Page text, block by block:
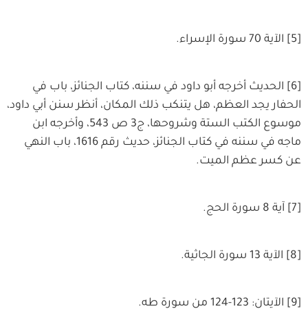
[5] الآية 70 سورة الإسراء.
[6] الحديث أخرجه أبو داود في سننه، كتاب الجنائز، باب في
الحفار يجد العظم، هل يتنكب ذلك المكان، أنظر سنن أبي داود،
موسوع الكتب الستة وشروحها، ج3 ص 543، وأخرجه ابن
ماجه في سننه في كتاب الجنائز، حديث رقم 1616، باب النهي
عن كسر عظم الميت.
[7] آية 8 سورة الحج.
[8] الآية 13 سورة الجاثية.
[9] الآيتان: 123-124 من سورة طه.